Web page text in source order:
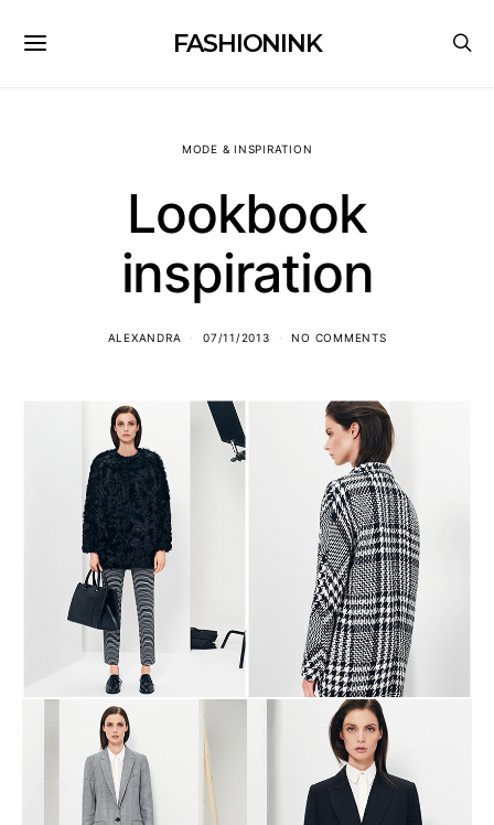
FASHIONINK
MODE & INSPIRATION
Lookbook
inspiration
ALEXANDRA 07/11/2013 NO COMMENTS